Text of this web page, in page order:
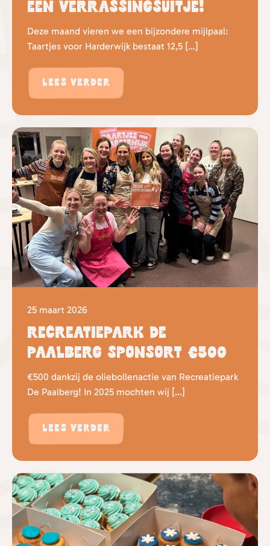
een verrassingsuitje!
Deze maand vieren we een bijzondere mijlpaal:
Taartjes voor Harderwijk bestaat 12,5 […]
Lees verder
25 maart 2026
Recreatiepark de
Paalberg sponsort €500
€500 dankzij de oliebollenactie van Recreatiepark
De Paalberg! In 2025 mochten wij […]
Lees verder